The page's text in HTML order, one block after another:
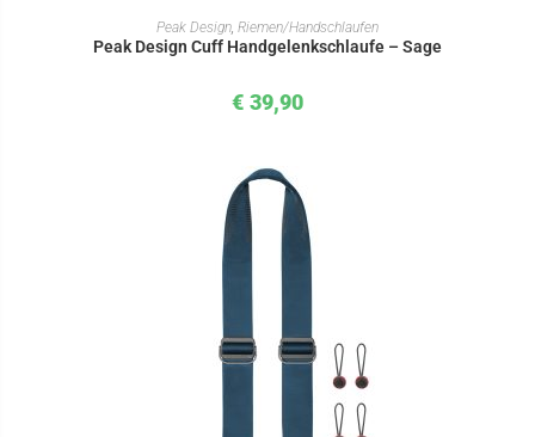
IN DEN WARENKORB
Peak Design Riemen/Handschlaufen
Peak Design Cuff Handgelenkschlaufe – Sage
€ 39,90